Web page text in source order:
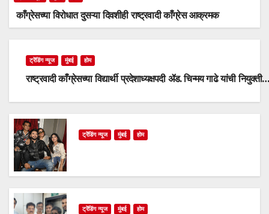
काँग्रेसच्या विरोधात दुसऱ्या दिवशीही राष्ट्रवादी काँग्रेस आक्रमक
ट्रेंडिंग न्यूज मुंबई होम
राष्ट्रवादी काँग्रेसच्या विद्यार्थी प्रदेशाध्यक्षपदी ॲड. चिन्मय गाढे यांची नियुक्ती…
ट्रेंडिंग न्यूज मुंबई होम
ट्रेंडिंग न्यूज मुंबई होम